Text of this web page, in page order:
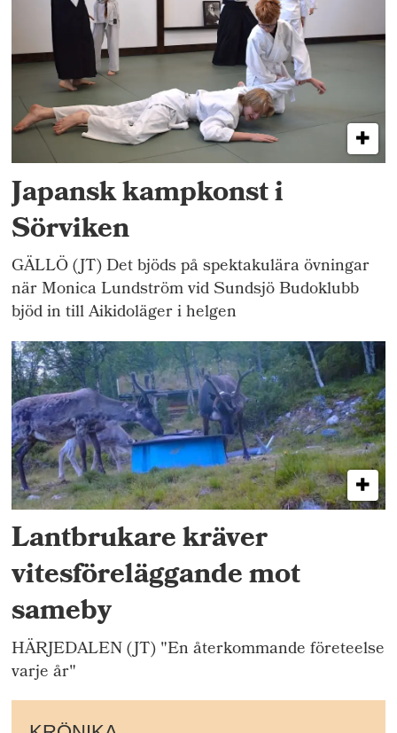
Japansk kampkonst i
Sörviken
GÄLLÖ (JT) Det bjöds på spektakulära övningar
när Monica Lundström vid Sundsjö Budoklubb
bjöd in till Aikidoläger i helgen
Lantbrukare kräver
vitesföreläggande mot
sameby
HÄRJEDALEN (JT) "En återkommande företeelse
varje år"